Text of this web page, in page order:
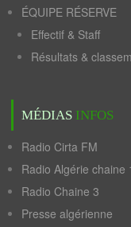
ÉQUIPE RÉSERVE
Effectif & Staff
Résultats &
MÉDIAS INFOS
Radio Cirta FM
Radio Algérie chaine
Radio Chaine 3
Presse algérienne